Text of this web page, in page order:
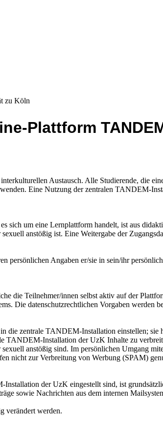
Plattform
Austausch. Alle Studierende, die
Eine Nutzung der zentralen TANDEM-
sich um eine Lernplattform handelt, ist aus
anstößig ist. Eine Weitergabe der
persönlichen Angaben er/sie in sein/ihr
die Teilnehmer/innen selbst aktiv auf der
Die datenschutzrechtlichen Vorgaben werden
zentrale TANDEM-Installation einstellen; sie
TANDEM-Installation der UzK Inhalte zu
anstößig sind. Im persönlichen Umgang
nicht zur Verbreitung von Werbung (SPAM)
der UzK eingestellt sind, ist
sowie Nachrichten aus dem internen
verändert werden.